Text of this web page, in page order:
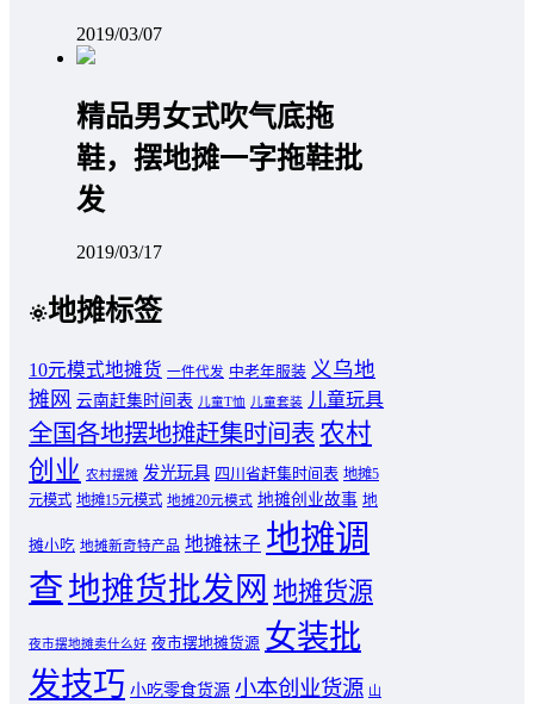
2019/03/07
精品男女式吹气底拖
鞋，摆地摊一字拖鞋批
发
2019/03/17
地摊标签
10元模式地摊货 一件代发 中老年服装 义乌地
摊网 云南赶集时间表 儿童T恤 儿童套装 儿童玩具
全国各地摆地摊赶集时间表 农村
创业 农村摆摊 发光玩具 四川省赶集时间表 地摊5
元模式 地摊15元模式 地摊20元模式 地摊创业故事 地
摊小吃 地摊新奇特产品 地摊袜子 地摊调
查地摊货批发网 地摊货源
夜市摆地摊卖什么好 夜市摆地摊货源 女装批
发技巧 小吃零食货源 小本创业货源 山